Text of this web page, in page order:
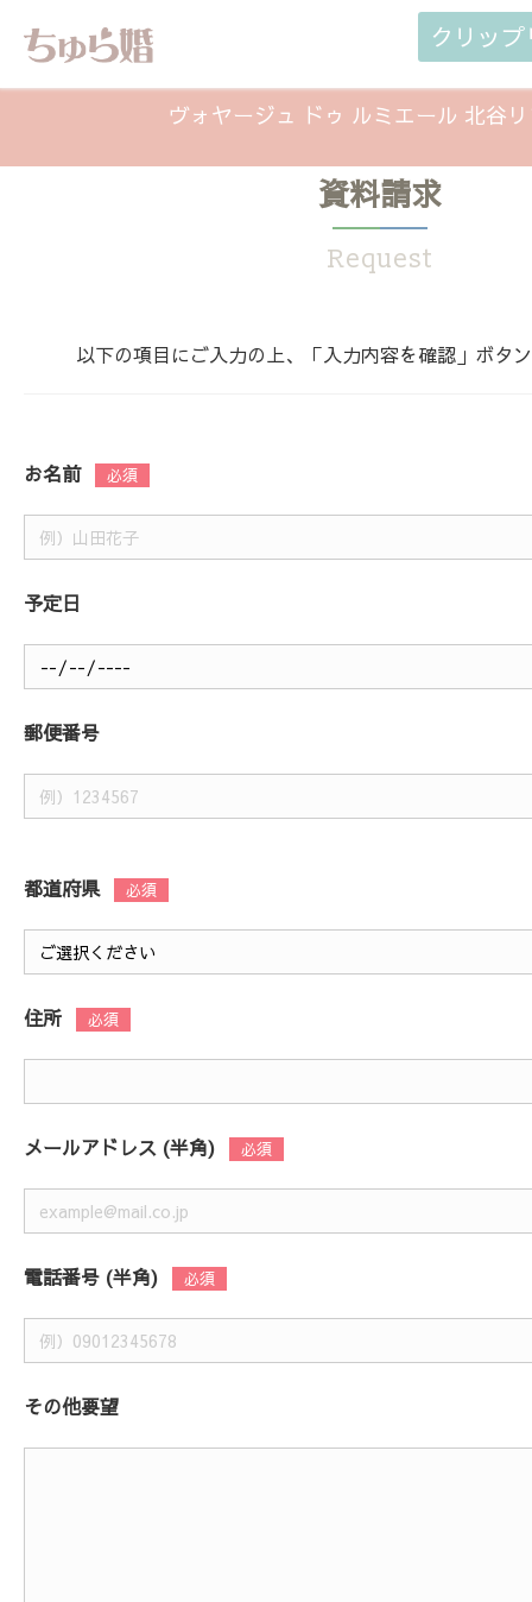
クリッ
ヴォヤージュ ドゥ ルミエール 北谷
資料請求
Request
以下の項目にご入力の上、「入力内容を確認」ボタ
お名前
予定日
郵便番号
都道府県
住所
メールアドレス (半角)
電話番号 (半角)
その他要望